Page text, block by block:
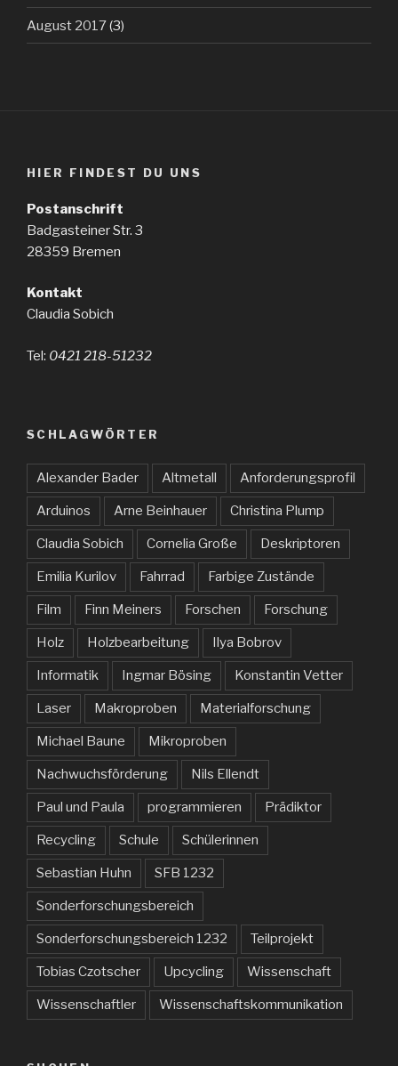
August 2017(3)
HIER FINDEST DU UNS
Postanschrift
Badgasteiner Str. 3
28359 Bremen
Kontakt
Claudia Sobich
Tel: 0421 218-51232
SCHLAGWÖRTER
Alexander Bader Altmetall Anforderungsprofil
Arduinos Arne Beinhauer Christina Plump
Claudia Sobich Cornelia Große Deskriptoren
Emilia Kurilov Fahrrad Farbige Zustände
Film Finn Meiners Forschen Forschung
Holz Holzbearbeitung Ilya Bobrov
Informatik Ingmar Bösing Konstantin Vetter
Laser Makroproben Materialforschung
Michael Baune Mikroproben
Nachwuchsförderung Nils Ellendt
Paul und Paula programmieren Prädiktor
Recycling Schule Schülerinnen
Sebastian Huhn SFB 1232
Sonderforschungsbereich
Sonderforschungsbereich 1232 Teilprojekt
Tobias Czotscher Upcycling Wissenschaft
Wissenschaftler Wissenschaftskommunikation